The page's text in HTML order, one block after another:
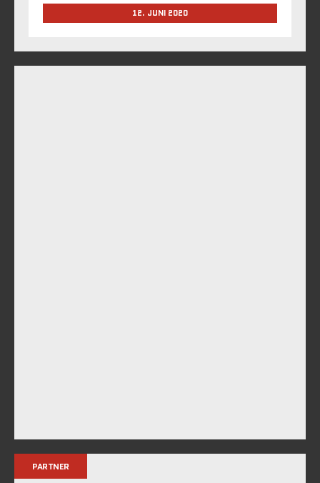
12. JUNI 2020
PARTNER